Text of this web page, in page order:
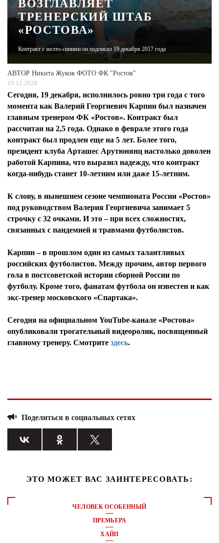
ЖУРНАЛ
ВОЗГЛАВЛЯЕТ
ТРЕНЕРСКИЙ ШТАБ
«РОСТОВА»
Контракт с желто-синими он подписал 19 декабря 2017 года
АВТОР Никита Жуков ФОТО ФК "Ростов"
19.12.2020
Сегодня, 19 декабря, исполнилось ровно три года с того
момента как Валерий Георгиевич Карпин был назначен
главным тренером ФК «Ростов». Контракт был
рассчитан на 2,5 года. Однако в феврале этого года
контракт был продлен еще на 5 лет. Более того,
президент клуба Арташес Арутюнянц настолько доволен
работой Карпина, что выразил надежду, что контракт
когда-нибудь станет 10-летним или даже 15-летним.
К слову, в нынешнем сезоне чемпионата России «Ростов»
под руководством Валерия Георгиевича занимает 5
строчку с 32 очками. И это – при всех сложностях,
связанных с пандемией и травмами футболистов.
Карпин – в прошлом один из самых талантливых
российских футболистов. Между прочим, автор первого
гола в постсоветской истории сборной России по
футболу. Кроме того, фанатам футбола он известен и как
экс-тренер московского «Спартака».
Сегодня на официальном YouTube-канале «Ростова»
опубликовали трогательный видеоролик, посвященный
главному тренеру. Смотрите здесь.
Поделиться в социальных сетях
ЭТО МОЖЕТ ВАС ЗАИНТЕРЕСОВАТЬ:
ЧЕЛОВЕК ОСОБЕННЫЙ
ПРЕМЬЕРА
ХАЙП